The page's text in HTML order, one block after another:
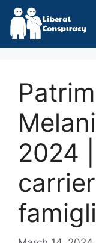
Skip
content
2024